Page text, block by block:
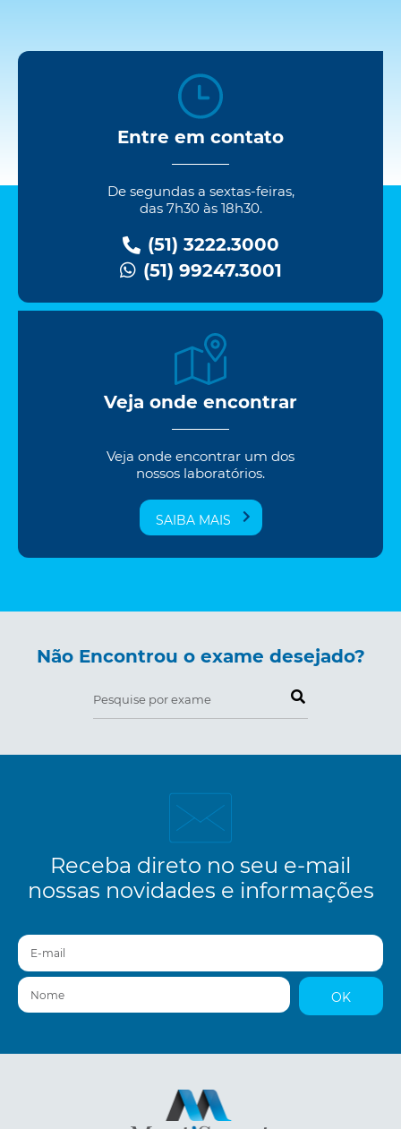
Entre em contato
De segundas a sextas-feiras,
das 7h30 às 18h30.
(51) 3222.3000
(51) 99247.3001
Veja onde encontrar
Veja onde encontrar um dos
nossos laboratórios.
SAIBA MAIS
Não Encontrou o exame desejado?
Pesquise por exame
Receba direto no seu e-mail
nossas novidades e informações
E-mail
Nome
OK